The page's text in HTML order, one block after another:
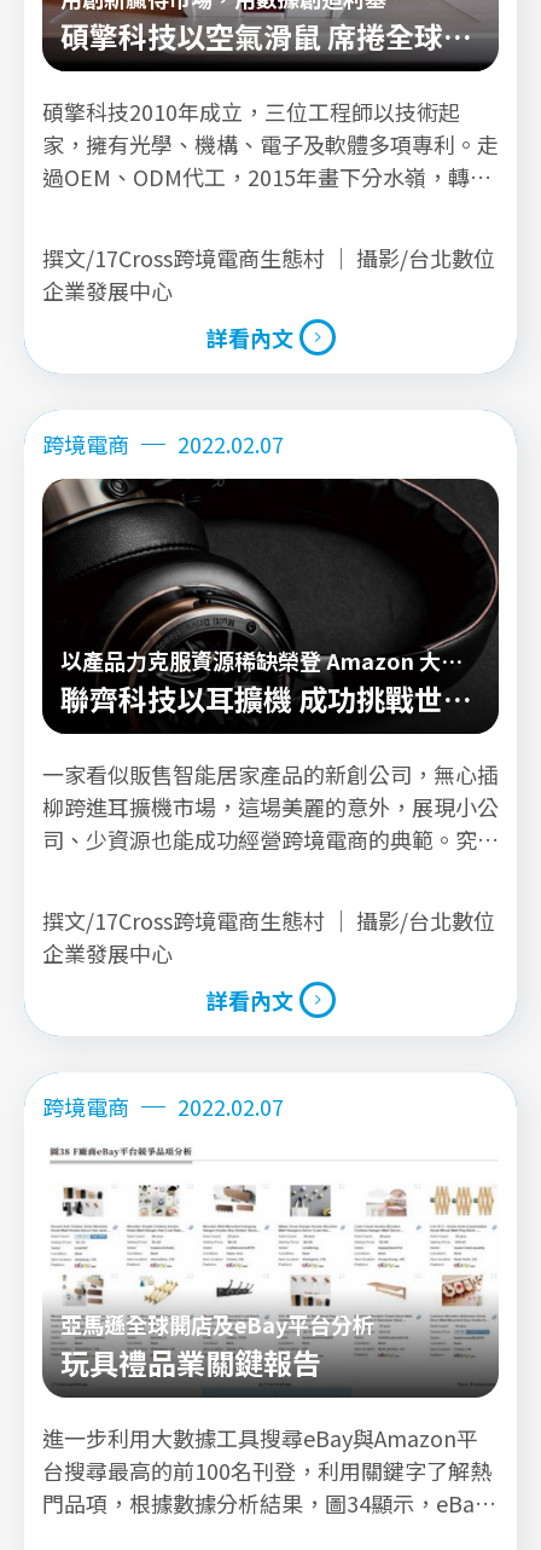
碩擎科技以空氣滑鼠 席捲全球口
碑
碩擎科技2010年成立，三位工程師以技術起
家，擁有光學、機構、電子及軟體多項專利。走
過OEM、ODM代工，2015年畫下分水嶺，轉型
先後在Amazon上架，目前在Amazon美國、歐
洲、日本已穩定營運，預計將陸續開通Amazon
合計10國市場的帳號。原本3人小團隊，如何透
過跨境電商，將產品賣到全球5大洲？
撰文/17Cross跨境電商生態村 ｜ 攝影/台北數位
企業發展中心
詳看內文
跨境電商
2022.02.07
以產品力克服資源稀缺榮登 Amazon 大聯
盟
聯齊科技以耳擴機 成功挑戰世界
頂尖賣家
一家看似販售智能居家產品的新創公司，無心插
柳跨進耳擴機市場，這場美麗的意外，展現小公
司、少資源也能成功經營跨境電商的典範。究
nextDrive，如何在短短3年訂單持續高速成長？
甚至去年聖誕檔期，二代新品甫上線旋即引來爆
炸式業績？剖析nextDrive跨境電商心法，最關
撰文/17Cross跨境電商生態村 ｜ 攝影/台北數位
企業發展中心
詳看內文
跨境電商
2022.02.07
亞馬遜全球開店及eBay平台分析
玩具禮品業關鍵報告
進一步利用大數據工具搜尋eBay與Amazon平
台搜尋最高的前100名刊登，利用關鍵字了解熱
門品項，根據數據分析結果，圖34顯示，eBay